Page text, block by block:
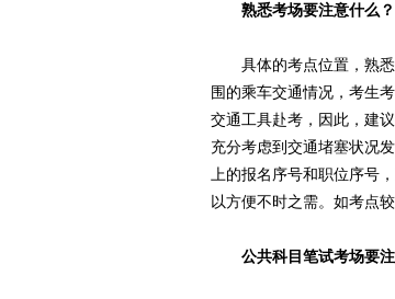
熟悉考场要注意什么？
具体的考点位置，熟悉
围的乘车交通情况，考生
交通工具赴考，因此，建
充分考虑到交通堵塞状况
上的报名序号和职位序号
以方便不时之需。如考点
公共科目笔试考场要